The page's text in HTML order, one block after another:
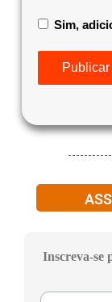
Sim,
Inscreva-se